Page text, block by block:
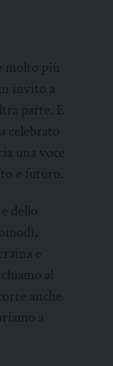
molto più
invito a
parte. E
celebrato
una voce
e futuro.
dello
e
al
anche
a